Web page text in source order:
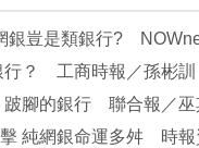
銀豈是類銀行?
行？ 工商時報／孫彬訓
跛腳的銀行 聯合報／巫
擊 純網銀命運多舛 時